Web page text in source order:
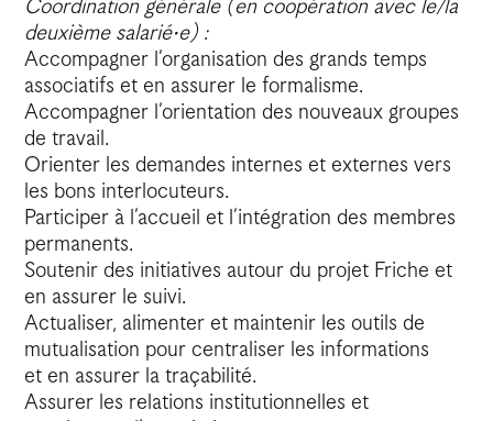
Coordination générale (en coopération avec le/la
deuxième salarié·e) :
Accompagner l’organisation des grands temps
associatifs et en assurer le formalisme.
Accompagner l’orientation des nouveaux groupes
de travail.
Orienter les demandes internes et externes vers
les bons interlocuteurs.
Participer à l’accueil et l’intégration des membres
permanents.
Soutenir des initiatives autour du projet Friche et
en assurer le suivi.
Actualiser, alimenter et maintenir les outils de
mutualisation pour centraliser les informations
et en assurer la traçabilité.
Assurer les relations institutionnelles et